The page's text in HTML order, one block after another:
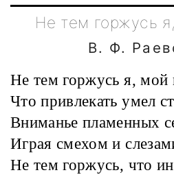
Не тем горжусь
В. Ф.
Не тем горжусь я, мой
Что привлекать умел
Вниманье пламенных
Играя смехом и
Не тем горжусь, что